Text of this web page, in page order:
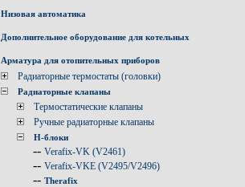
Низовая автоматика
Дополнительное оборудование для котельных
Арматура для отопительных приборов
Радиаторные термостаты (головки)
Радиаторные клапаны
Термостатические клапаны
Ручные радиаторные клапаны
Н-блоки
-- Verafix-VK (V2461)
-- Verafix-VKE (V2495/V2496)
-- Therafix